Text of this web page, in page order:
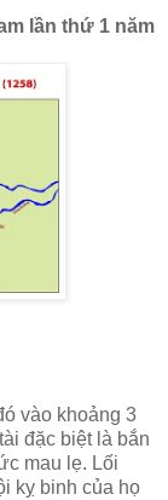
lần thứ 1 năm
vào khoảng 3
đặc biệt là bắn
mau lẹ. Lối
kỵ binh của họ